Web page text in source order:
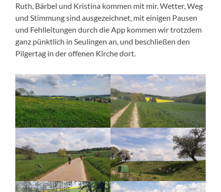
Ruth, Bärbel und Kristina kommen mit mir. Wetter, Weg
und Stimmung sind ausgezeichnet, mit einigen Pausen
und Fehlleitungen durch die App kommen wir trotzdem
ganz pünktlich in Seulingen an, und beschließen den
Pilgertag in der offenen Kirche dort.